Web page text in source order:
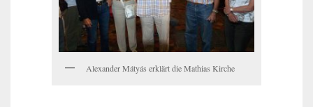
Alexander Mátyás erklärt die Mathias Kirche